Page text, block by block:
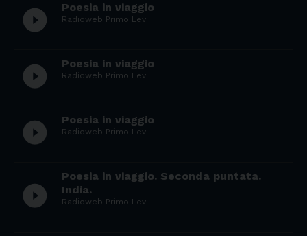
play_circle_filled Poesia in viaggio
Radioweb Primo Levi
play_circle_filled Poesia in viaggio
Radioweb Primo Levi
play_circle_filled Poesia in viaggio
Radioweb Primo Levi
play_circle_filled
Poesia in viaggio. Seconda puntata.
India.
Radioweb Primo Levi